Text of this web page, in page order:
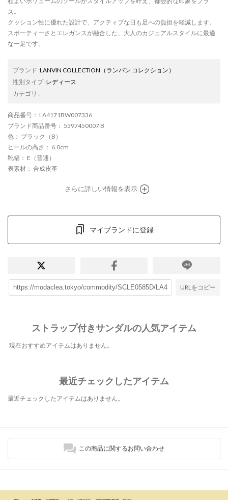
ス。
クッション性に優れた設計で、アクティブな日も足への負担を軽減します。
スポーティーさとエレガンスが融合した、大人のカジュアルスタイルに最適
な一足です。
ブランド :LANVIN COLLECTION （ランバン コレクション）
性別タイプ:レディース
カテゴリ :
商品番号 ： LA4171BW007336
ブランド商品番号 ： 5597450007 B
色 ： ブラック（B）
ヒールの高さ ： 6.0cm
靴幅 ： E（普通）
表素材 ： 合成皮革
さらに詳しい情報を表示
マイブランドに登録
URLをコピー
ストラップ付きサンダルの人気アイテム
現在おすすめアイテムはありません。
最近チェックしたアイテム
最近チェックしたアイテムはありません。
この商品に関するお問い合わせ